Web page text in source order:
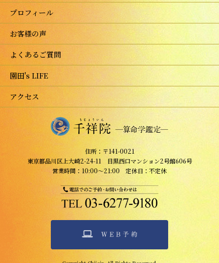
プロフィール
お客様の声
よくあるご質問
園田's LIFE
アクセス
住所：〒141-0021
東京都品川区上大崎2-24-11 目黒西口マンション2号館606号
営業時間：10:00～21:00 定休日：不定休